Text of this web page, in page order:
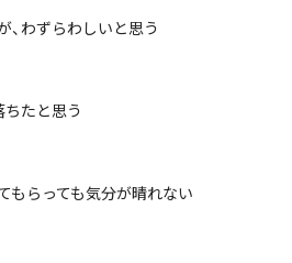
、わずらわしいと思う
ちたと思う
もらっても気分が晴れない